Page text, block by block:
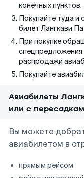
конечных пунктов.
Покупайте туда и
билет Лангкави
При покупке
спецпредложения
распродажи
Покупайте
Авиабилеты
или с
Вы можете
авиабилетом в
прямым рейсом